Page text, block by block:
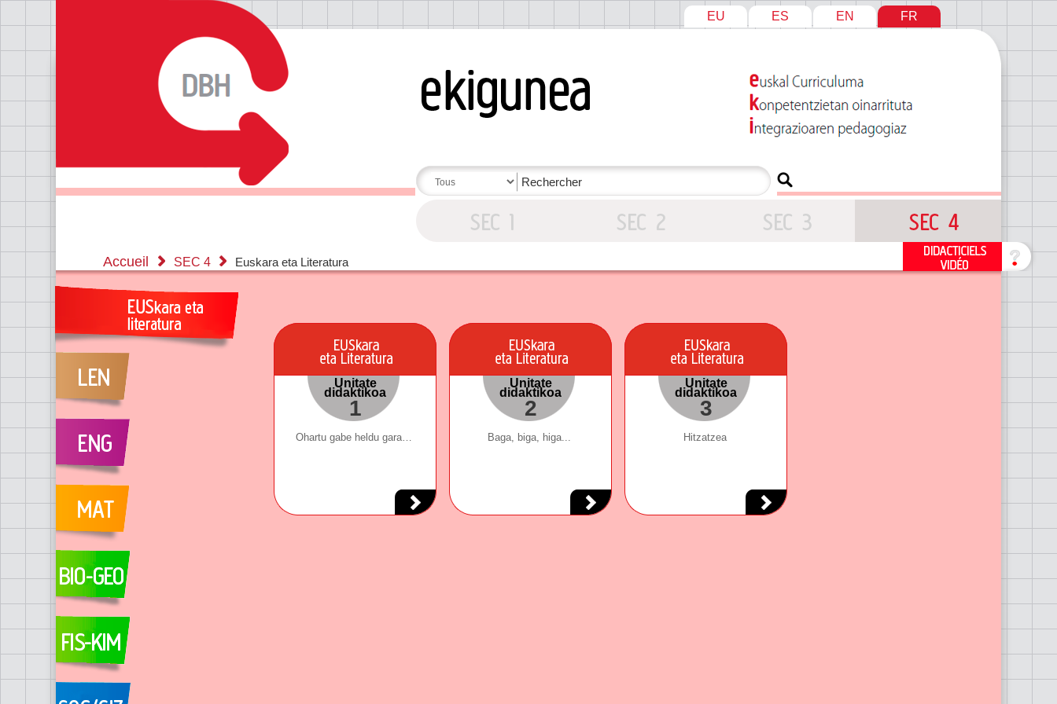
EU ES EN FR
Accueil SEC 4 Euskara eta Literatura
Unitate
didaktikoa
1
Ohartu gabe heldu gara…
Unitate
didaktikoa
2
Baga, biga, higa...
Unitate
didaktikoa
3
Hitzatzea